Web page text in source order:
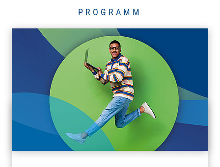
PROGRAMM
FREIBURG
Mobile Work Time
Bitte bei Anmeldung "Rahmenprogramm"
auswählen